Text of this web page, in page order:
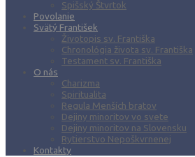
Spišský Štvrtok
Povolanie
Svätý František
Životopis sv. Františka
Chronológia života sv. Františka
Testament sv. Františka
O nás
Charizma
Spiritualita
Regula Menších bratov
Dejiny minoritov vo svete
Dejiny minoritov na Slovensku
Rytierstvo Nepoškvrnenej
Kontakty